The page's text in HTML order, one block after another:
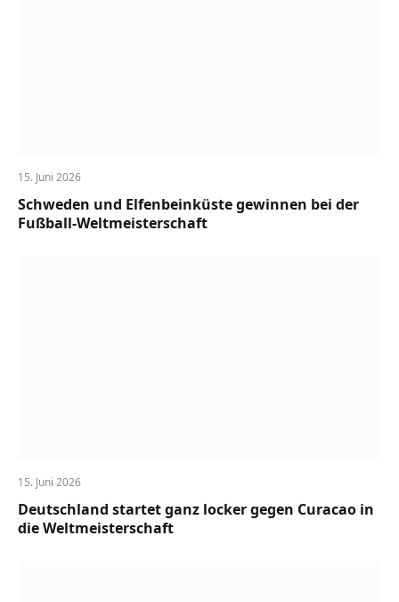
15. Juni 2026
Schweden und Elfenbeinküste gewinnen bei der
Fußball-Weltmeisterschaft
15. Juni 2026
Deutschland startet ganz locker gegen Curacao in
die Weltmeisterschaft